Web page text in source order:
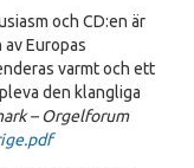
och CD:en är
Europas
varmt och ett
den klangliga
– Orgelforum